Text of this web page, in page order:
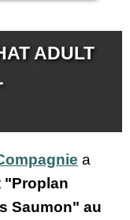
ADULT
a
"Proplan
Saumon" au